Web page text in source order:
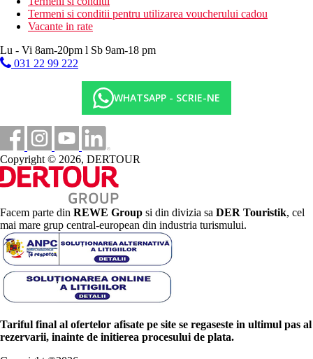
Termeni si conditii pentru utilizarea voucherului cadou
Vacante in rate
Lu - Vi 8am-20pm l Sb 9am-18 pm
031 22 99 222
WHATSAPP - SCRIE-NE
Copyright © 2026, DERTOUR
Facem parte din REWE Group si din divizia sa DER Touristik, cel
mai mare grup central-european din industria turismului.
Tariful final al ofertelor afisate pe site se regaseste in ultimul pas al
rezervarii, inainte de initierea procesului de plata.